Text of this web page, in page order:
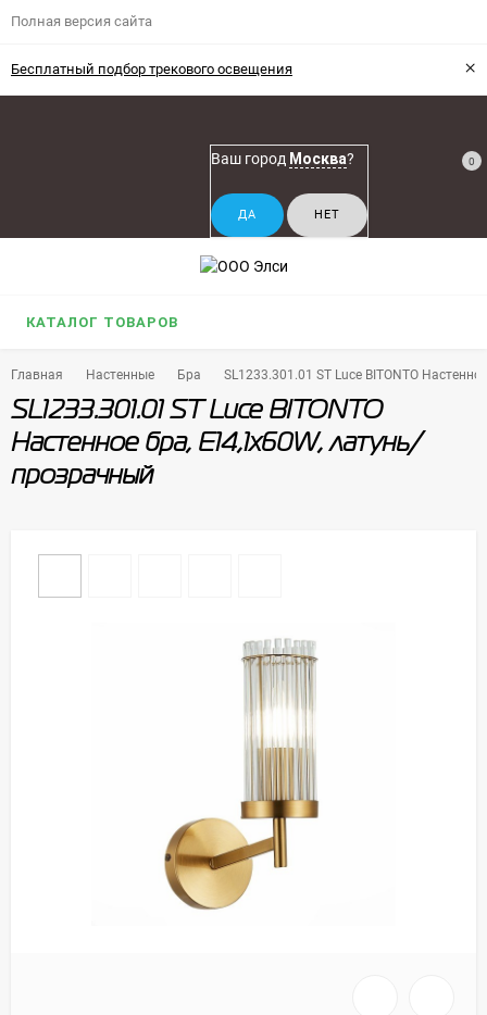
Полная версия сайта
Бесплатный подбор трекового освещения ×
Ваш город Москва? 0
КАТАЛОГ ТОВАРОВ
Главная Настенные Бра SL1233.301.01 ST Luce BITONTO
SL1233.301.01 ST Luce BITONTO
Настенное бра, E14,1х60W, латунь/
прозрачный